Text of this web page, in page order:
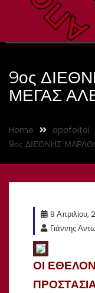
9ος
ΜΕΓΑΣ
Home
apofoitoi
9ος ΔΙΕΘΝΗΣ
9 Απριλίου,
Γιάννης
ΟΙ